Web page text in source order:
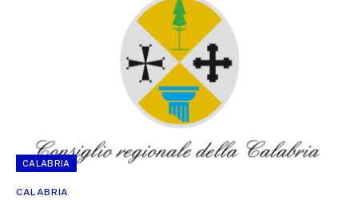
CALABRIA
CALABRIA